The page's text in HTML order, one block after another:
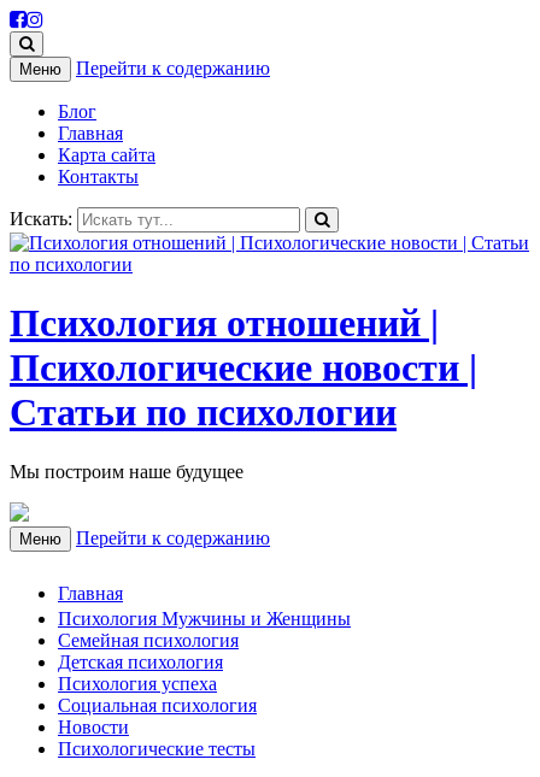
Меню Перейти к содержанию
Блог
Главная
Карта сайта
Контакты
Искать:
Психология отношений |
Психологические новости |
Статьи по психологии
Мы построим наше будущее
Меню Перейти к содержанию
Главная
Психология Мужчины и Женщины
Семейная психология
Детская психология
Психология успеха
Социальная психология
Новости
Психологические тесты